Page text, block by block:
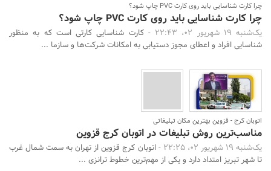
چرا کارت شناسایی باید روی کارت PVC چاپ شود؟
چرا کارت شناسایی باید روی کارت PVC چاپ شود؟
یک‌شنبه 19 شهریور 02، 22:43 -
کارت شناسایی کارتی است که به منظور
شناسایی افراد و اعطای مجوز دستیابی به امکانات شرکت‌ها و سازما ...
اتوبان کرج - قزوین بهترین مکان تبلیغاتی
مناسب‌ترین روش تبلیغات در اتوبان کرج قزوین
یک‌شنبه 19 شهریور 02، 22:25 -
اتوبان کرج قزوین از تهران به سمت شمال غرب
تا شهر تبریز امتداد دارد و یکی از مهم‌ترین خطوط ترانزی ...